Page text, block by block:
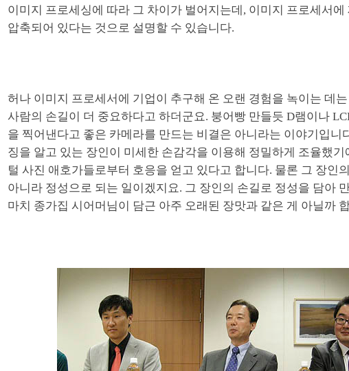
이미지 프로세싱에 따라 그 차이가 벌어지는데, 이미지 프로세서에
압축되어 있다는 것으로 설명할 수 있습니다.
허나 이미지 프로세서에 기업이 추구해 온 오랜 경험을 녹이는 데
사람의 손길이 더 중요하다고 하더군요. 붕어빵 만들듯 D램이나
을 찍어낸다고 좋은 카메라를 만드는 비결은 아니라는 이야기입니
징을 알고 있는 장인이 미세한 손감각을 이용해 정밀하게 조율했기
털 사진 애호가들로부터 호응을 얻고 있다고 합니다. 물론 그 장인
아니라 정성으로 되는 일이겠지요. 그 장인의 손길로 정성을 담아
마치 종가집 시어머님이 담근 아주 오래된 장맛과 같은 게 아닐까